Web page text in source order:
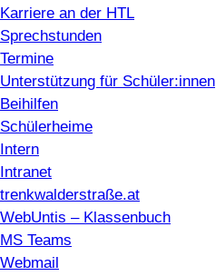
Karriere an der HTL
Sprechstunden
Termine
Unterstützung für Schüler:innen
Beihilfen
Schülerheime
Intern
Intranet
trenkwalderstraße.at
WebUntis – Klassenbuch
MS Teams
Webmail